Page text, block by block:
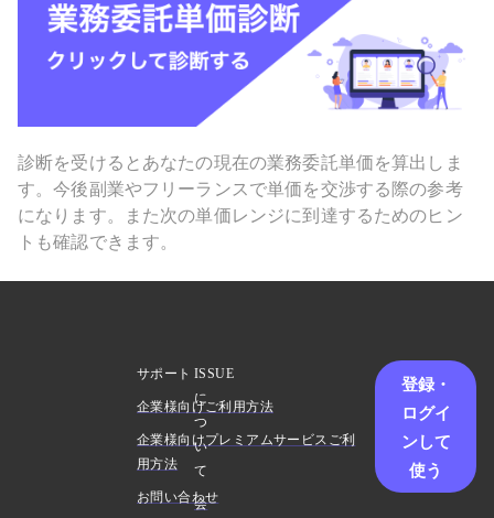
診断を受けるとあなたの現在の業務委託単価を算出しま
す。今後副業やフリーランスで単価を交渉する際の参考
になります。また次の単価レンジに到達するためのヒン
トも確認できます。
ISSUE
に
つ
い
て
会
サポート
企業様向けご利用方法
企業様向けプレミアムサービスご利
用方法
お問い合わせ
登録・
ログイ
ンして
使う